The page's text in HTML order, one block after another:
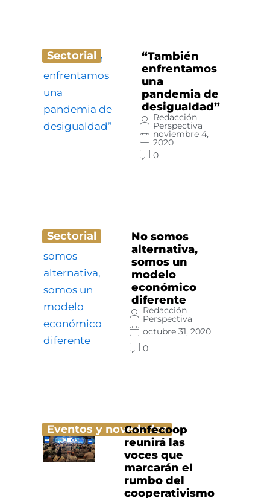
Sectorial
“También
enfrentamos
una
pandemia de
desigualdad”
Redacción
Perspectiva
noviembre 4,
2020
0
Sectorial
No somos
alternativa,
somos un
modelo
económico
diferente
Redacción
Perspectiva
octubre 31, 2020
0
Eventos y novedades
Confecoop
reunirá las
voces que
marcarán el
rumbo del
cooperativismo